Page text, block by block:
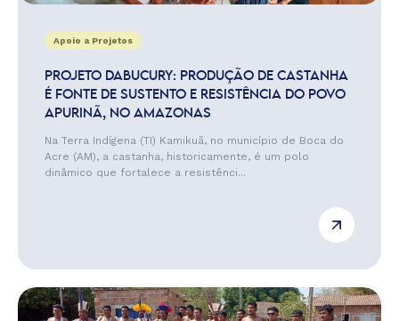
Apoio a Projetos
PROJETO DABUCURY: PRODUÇÃO DE CASTANHA
É FONTE DE SUSTENTO E RESISTÊNCIA DO POVO
APURINÃ, NO AMAZONAS
Na Terra Indígena (TI) Kamikuã, no município de Boca do
Acre (AM), a castanha, historicamente, é um polo
dinâmico que fortalece a resistênci...